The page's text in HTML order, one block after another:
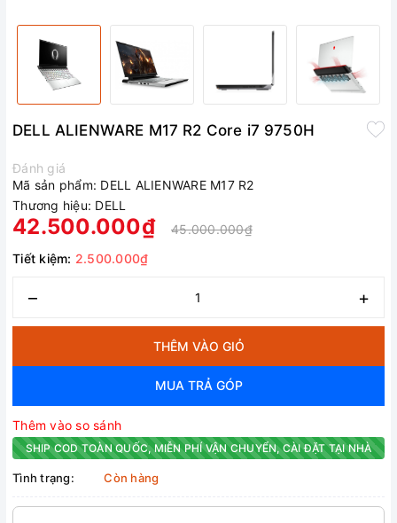
DELL ALIENWARE M17 R2 Core i7 9750H
Đánh giá
Mã sản phẩm: DELL ALIENWARE M17 R2
Thương hiệu: DELL
42.500.000₫
45.000.000₫
Tiết kiệm: 2.500.000₫
– +
THÊM VÀO GIỎ
MUA TRẢ GÓP
Thêm vào so sánh
SHIP COD TOÀN QUỐC, MIỄN PHÍ VẬN CHUYỂN, CÀI ĐẶT TẠI NHÀ
Tình trạng: Còn hàng